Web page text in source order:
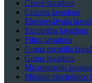
Cierre lavadora
Cruceta lavadora
Electroválvula
Escobillas lavadora
Filtro lavadora
Goma escotilla
Goma lavadora
Microretardo
Módulo electrónico